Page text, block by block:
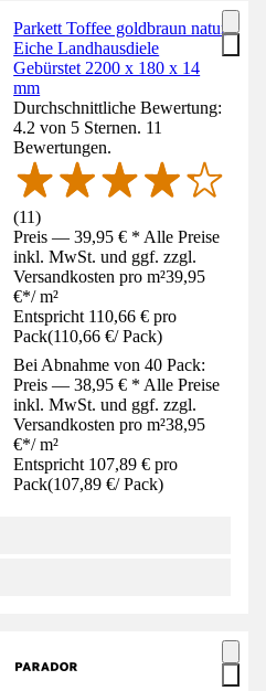
Parkett Toffee goldbraun natur
Eiche Landhausdiele
Gebürstet 2200 x 180 x 14
mm
Durchschnittliche Bewertung:
4.2 von 5 Sternen. 11
Bewertungen.
(11)
Preis — 39,95 € * Alle Preise
inkl. MwSt. und ggf. zzgl.
Versandkosten pro m²39,95
€*/ m²
Entspricht 110,66 € pro
Pack(110,66 €/ Pack)
Bei Abnahme von 40 Pack:
Preis — 38,95 € * Alle Preise
inkl. MwSt. und ggf. zzgl.
Versandkosten pro m²38,95
€*/ m²
Entspricht 107,89 € pro
Pack(107,89 €/ Pack)